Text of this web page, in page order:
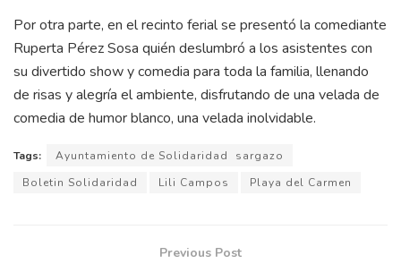
Por otra parte, en el recinto ferial se presentó la comediante
Ruperta Pérez Sosa quién deslumbró a los asistentes con
su divertido show y comedia para toda la familia, llenando
de risas y alegría el ambiente, disfrutando de una velada de
comedia de humor blanco, una velada inolvidable.
Tags:
Ayuntamiento de Solidaridad sargazo
Boletin Solidaridad
Lili Campos Playa del Carmen
Previous Post